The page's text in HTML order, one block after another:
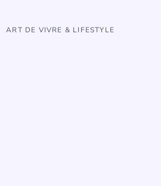
ART DE VIVRE & LIFESTYLE